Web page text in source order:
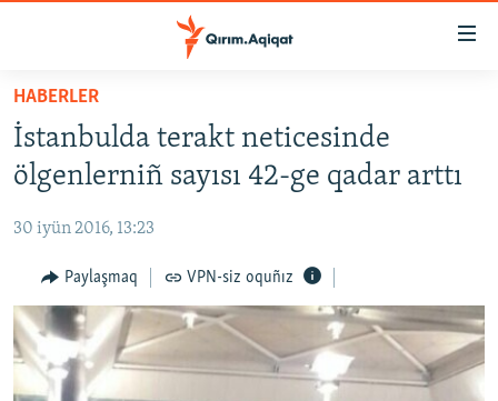
Esas
mündericege
qaytmaq
Baş
navigatsiyağa
qaytmaq
qaytmaq
HABERLER
SİYASET
İQTİSADİYAT
CEMİYET
MEDENİYET
İNSAN AQLARI
VİDEO
HABERLER
İstanbulda terakt neticesinde
ölgenlerniñ sayısı 42-ge qadar arttı
30 iyün 2016, 13:23
Paylaşmaq VPN-siz oquñız